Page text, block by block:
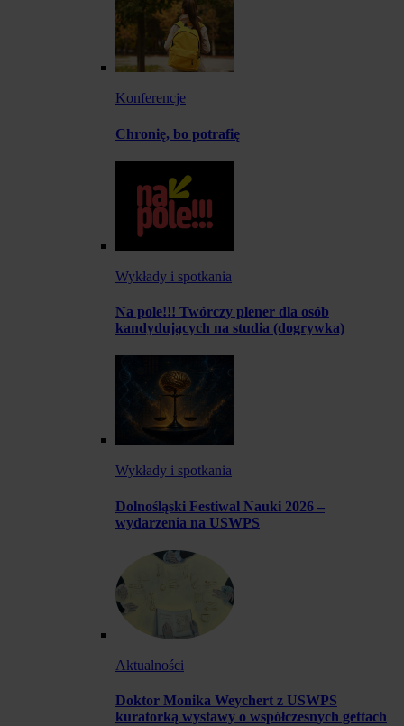
Konferencje
Chronię, bo potrafię
Wykłady i spotkania
Na pole!!! Twórczy plener dla osób
kandydujących na studia (dogrywka)
Wykłady i spotkania
Dolnośląski Festiwal Nauki 2026 –
wydarzenia na USWPS
Aktualności
Doktor Monika Weychert z USWPS
kuratorką wystawy o współczesnych gettach